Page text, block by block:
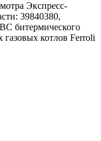
Экспресс-
39840380,
битермического
котлов Ferroli